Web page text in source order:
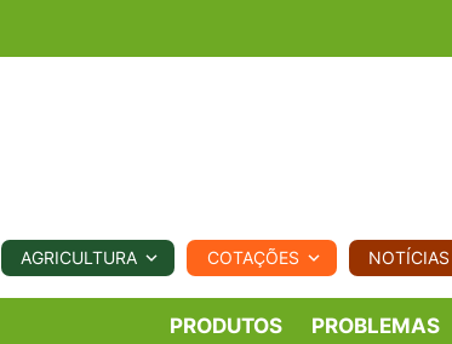
NOTÍCIAS AGROTEMPO REGIONAL
AGRICULTURA COTAÇÕES NOTÍCIAS
PRODUTOS PROBLEMAS